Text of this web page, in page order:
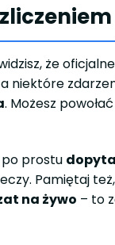
że
niektóre
. Możesz
prostu
Pamiętaj
na żywo – to